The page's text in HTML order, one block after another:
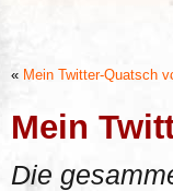
« Mein Twitter-Quatsch
Mein
Die